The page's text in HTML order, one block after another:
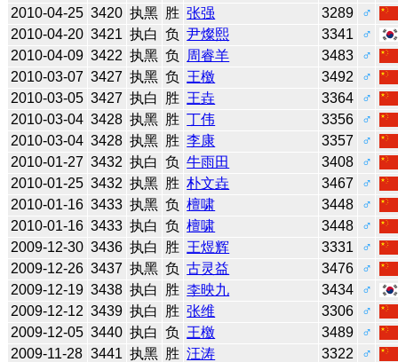
2010-04-25 3420 执黑 胜 张强 3289
♂
2010-04-20 3421 执白 负 尹燦熙 3341
♂
2010-04-09 3422 执黑 负 周睿羊 3483
♂
2010-03-07 3427 执黑 负 王檄 3492
♂
2010-03-05 3427 执白 胜 王垚 3364
♂
2010-03-04 3428 执黑 胜 丁伟 3356
♂
2010-03-04 3428 执黑 胜 李康 3357
♂
2010-01-27 3432 执白 负 牛雨田 3408
♂
2010-01-25 3432 执黑 胜 朴文垚 3467
♂
2010-01-16 3433 执黑 负 檀啸 3448
♂
2010-01-16 3433 执白 负 檀啸 3448
♂
2009-12-30 3436 执白 胜 王煜辉 3331
♂
2009-12-26 3437 执黑 负 古灵益 3476
♂
2009-12-19 3438 执白 胜 李映九 3434
♂
2009-12-12 3439 执白 胜 张维 3306
♂
2009-12-05 3440 执白 负 王檄 3489
♂
2009-11-28 3441 执黑 胜 汪涛 3322
♂